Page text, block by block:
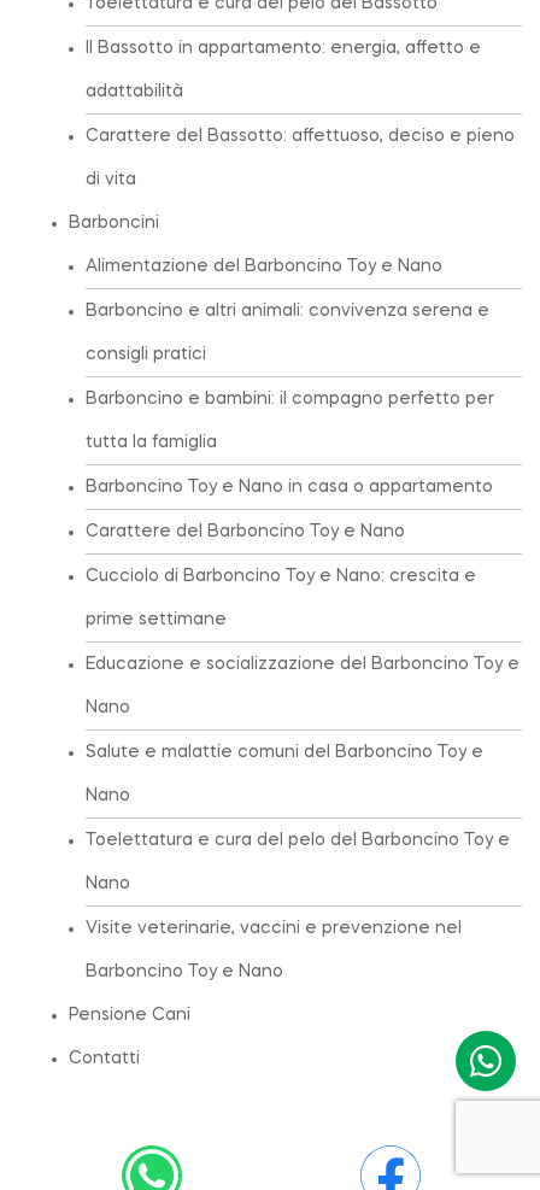
Toelettatura e cura del pelo del Bassotto
Il Bassotto in appartamento: energia, affetto e
adattabilità
Carattere del Bassotto: affettuoso, deciso e pieno
di vita
Barboncini
Alimentazione del Barboncino Toy e Nano
Barboncino e altri animali: convivenza serena e
consigli pratici
Barboncino e bambini: il compagno perfetto per
tutta la famiglia
Barboncino Toy e Nano in casa o appartamento
Carattere del Barboncino Toy e Nano
Cucciolo di Barboncino Toy e Nano: crescita e
prime settimane
Educazione e socializzazione del Barboncino Toy e
Nano
Salute e malattie comuni del Barboncino Toy e
Nano
Toelettatura e cura del pelo del Barboncino Toy e
Nano
Visite veterinarie, vaccini e prevenzione nel
Barboncino Toy e Nano
Pensione Cani
Contatti